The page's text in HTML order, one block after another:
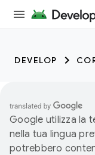
DEVELOP
Google utilizza la
nella tua lingua
potrebbero